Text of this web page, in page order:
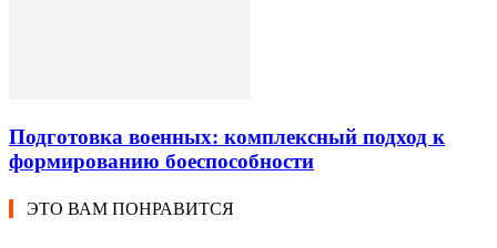
Подготовка военных: комплексный подход к
формированию боеспособности
ЭТО ВАМ ПОНРАВИТСЯ